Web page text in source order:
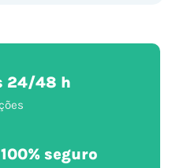
24/48 h
seguro